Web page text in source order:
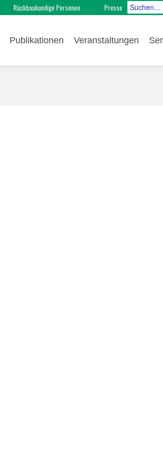
Rückbaukundige Personen Presse
Publikationen Veranstaltungen